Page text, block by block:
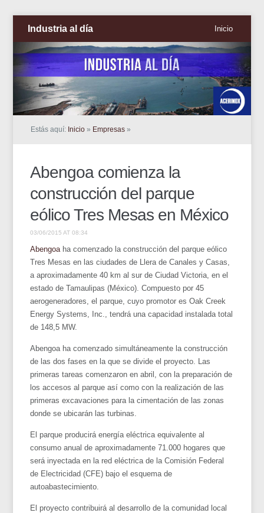
Industria al día Inicio
Estás aquí: Inicio » Empresas »
Abengoa comienza la
construcción del parque
eólico Tres Mesas en México
03/06/2015 AT 08:34
Abengoa ha comenzado la construcción del parque eólico
Tres Mesas en las ciudades de Llera de Canales y Casas,
a aproximadamente 40 km al sur de Ciudad Victoria, en el
estado de Tamaulipas (México). Compuesto por 45
aerogeneradores, el parque, cuyo promotor es Oak Creek
Energy Systems, Inc., tendrá una capacidad instalada total
de 148,5 MW.
Abengoa ha comenzado simultáneamente la construcción
de las dos fases en la que se divide el proyecto. Las
primeras tareas comenzaron en abril, con la preparación de
los accesos al parque así como con la realización de las
primeras excavaciones para la cimentación de las zonas
donde se ubicarán las turbinas.
El parque producirá energía eléctrica equivalente al
consumo anual de aproximadamente 71.000 hogares que
será inyectada en la red eléctrica de la Comisión Federal
de Electricidad (CFE) bajo el esquema de
autoabastecimiento.
El proyecto contribuirá al desarrollo de la comunidad local